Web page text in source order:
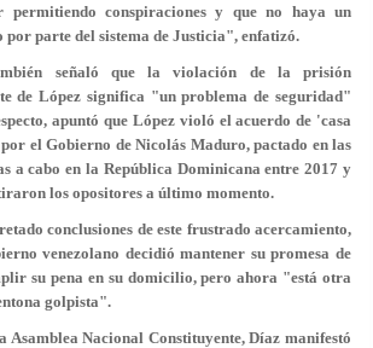
permitiendo conspiraciones y que no haya un
por parte del sistema de Justicia", enfatizó.
señaló que la violación de la prisión
de López significa "un problema de seguridad"
apuntó que López violó el acuerdo de 'casa
el Gobierno de Nicolás Maduro, pactado en las
a cabo en la República Dominicana entre 2017 y
los opositores a último momento.
conclusiones de este frustrado acercamiento,
venezolano decidió mantener su promesa de
su pena en su domicilio, pero ahora "está otra
golpista".
Asamblea Nacional Constituyente, Díaz manifestó